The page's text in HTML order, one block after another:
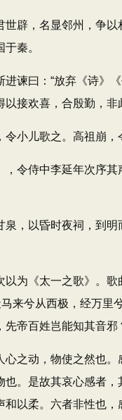
，名显邻州，争以
秦。
曰：“放弃《诗》《
接欢喜，合殷勤，
儿歌之。高祖崩，
侍中李延年次序其
以昏时夜祠，到明
《太一之歌》。歌
来兮从西极，经万
帝百姓岂能知其音
动，物使之然也。
。是故其哀心感者
和以柔。六者非性也